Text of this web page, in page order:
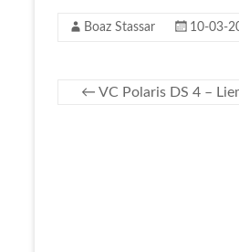
Boaz Stassar 10-03-
← VC Polaris DS 4 –